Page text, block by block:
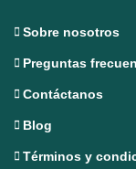
Sobre nosotros
Preguntas
Contáctanos
Blog
Términos y